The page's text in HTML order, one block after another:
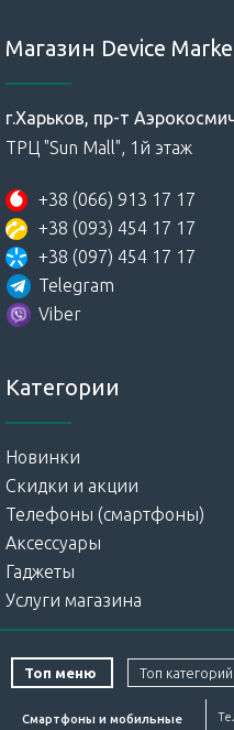
Магазин Device
г.Харьков, пр-т
ТРЦ "Sun Mall", 1й этаж
+38 (066) 913 17 17
+38 (093) 454 17 17
+38 (097) 454 17 17
Telegram
Viber
Категории
Новинки
Скидки и акции
Телефоны (смартфоны)
Аксессуары
Гаджеты
Услуги магазина
Топ меню Топ категорий
Смартфоны и мобильные